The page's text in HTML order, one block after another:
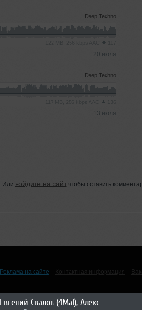
Евгений Свалов (4Mal), Александр Киреев — Русская кибернетика 725 (22.07.2026)
Deep Techno
20 июля
Deep Techno
13 июля
Или войдите на сайтчтобы оставить
Реклама на сайте Контактная информация